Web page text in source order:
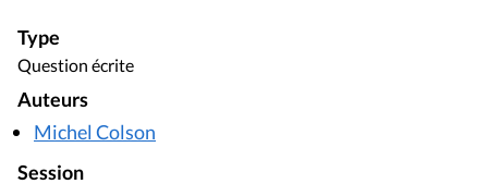
Type
Question écrite
Auteurs
Michel Colson
Session